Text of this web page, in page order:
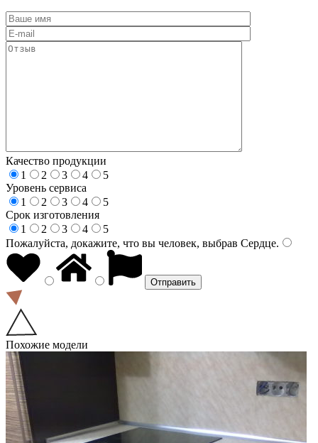
Качество продукции
1
2 3 4
5
Уровень сервиса
1
2 3 4
5
Срок изготовления
1
2 3 4
5
Пожалуйста, докажите, что вы человек, выбрав Сердце.
Похожие модели